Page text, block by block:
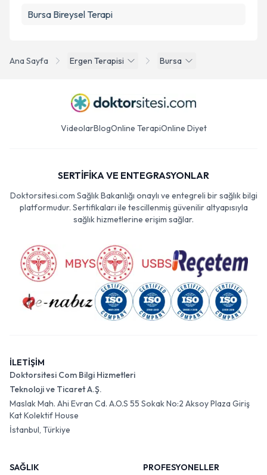
Ana Sayfa Ergen Terapisi Bursa
Bursa Bireysel Terapi
VideolarBlogOnline TerapiOnline Diyet
SERTİFİKA VE ENTEGRASYONLAR
Doktorsitesi.com Sağlık Bakanlığı onaylı ve entegreli bir sağlık bilgi
platformudur. Sertifikaları ile tescillenmiş güvenilir altyapısıyla
sağlık hizmetlerine erişim sağlar.
İLETİŞİM
Doktorsitesi Com Bilgi Hizmetleri
Teknoloji ve Ticaret A.Ş.
Maslak Mah. Ahi Evran Cd. A.O.S 55 Sokak No:2 Aksoy Plaza Giriş
Kat Kolektif House
İstanbul, Türkiye
SAĞLIK
PROFESYONELLER